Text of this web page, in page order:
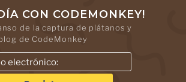
CON CODEMONKEY!
de la captura de plátanos y
de CodeMonkey